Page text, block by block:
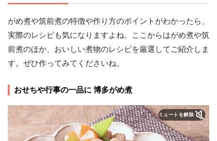
がめ煮や筑前煮の特徴や作り方のポイントがわかったら、
実際のレシピも気になりますよね。ここからはがめ煮や筑
前煮のほか、おいしい煮物のレシピを厳選してご紹介しま
す。ぜひ作ってみてくださいね。
おせちや行事の一品に 博多がめ煮
ミュートを解除